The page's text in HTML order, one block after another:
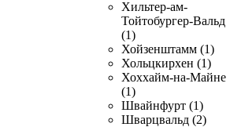
Хильтер-ам-
Тойтобургер-Вальд
(1)
Хойзенштамм (1)
Хольцкирхен (1)
Хоххайм-на-Майне
(1)
Швайнфурт (1)
Шварцвальд (2)